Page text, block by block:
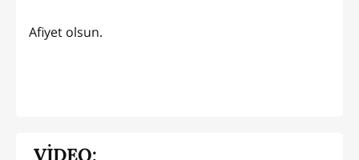
Afiyet olsun.
VİDEO: